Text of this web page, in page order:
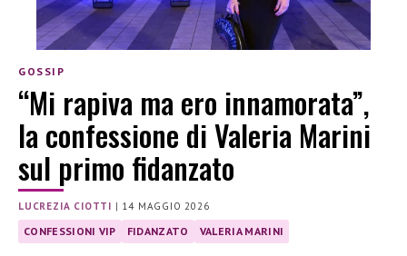
GOSSIP
“Mi rapiva ma ero innamorata”,
la confessione di Valeria Marini
sul primo fidanzato
LUCREZIA CIOTTI | 14 MAGGIO 2026
CONFESSIONI VIP FIDANZATO VALERIA MARINI